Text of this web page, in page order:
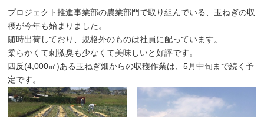
プロジェクト推進事業部の農業部門で取り組んでいる、玉ねぎの収
穫が今年も始まりました。
随時出荷しており、規格外のものは社員に配っています。
柔らかくて刺激臭も少なくて美味しいと好評です。
四反(4,000㎡)ある玉ねぎ畑からの収穫作業は、5月中旬まで続く予
定です。